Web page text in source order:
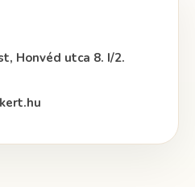
Honvéd utca 8. I/2.